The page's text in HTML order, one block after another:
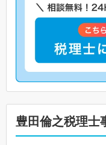
豊田倫之税理士